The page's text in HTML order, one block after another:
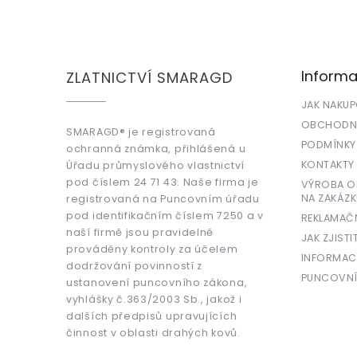
ZLATNICTVÍ SMARAGD
SMARAGD® je registrovaná
ochranná známka, přihlášená u
Úřadu průmyslového vlastnictví
pod číslem 24 71 43. Naše firma je
registrovaná na Puncovním úřadu
pod identifikačním číslem 7250 a v
naší firmě jsou pravidelně
prováděny kontroly za účelem
dodržování povinností z
ustanovení puncovního zákona,
vyhlášky č.363/2003 Sb., jakož i
dalších předpisů upravujících
činnost v oblasti drahých kovů.
JAK
KONTAKTY
VÝROBA
NA
JAK